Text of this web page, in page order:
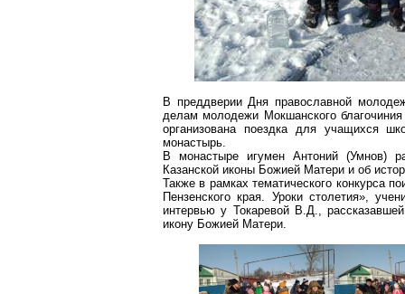
В преддверии Дня православной
делам молодежи Мокшанского
организована поездка для
монастырь.
В монастыре игумен Антоний (Умнов)
Казанской иконы Божией Матери и об
Также в рамках тематического конкурса
Пензенского края. Уроки столетия»,
интервью у Токаревой В.Д.,
икону Божией Матери.